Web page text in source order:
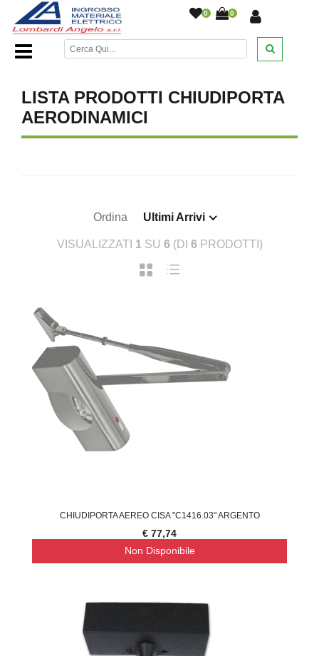
0 0
Home Page/DESANTIS////
LISTA PRODOTTI CHIUDIPORTA
AERODINAMICI
Ordina Ultimi Arrivi
VISUALIZZATI 1 SU 6 (DI 6 PRODOTTI)
CHIUDIPORTA AEREO CISA "C1416.03" ARGENTO
€ 77,74
Non Disponibile